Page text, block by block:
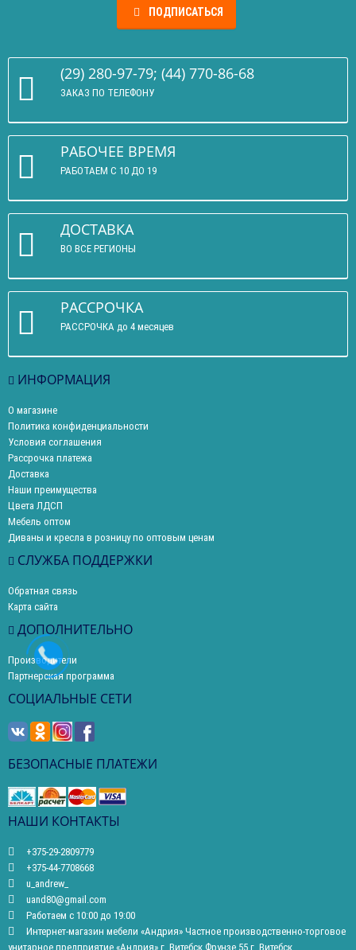
ПОДПИСАТЬСЯ
(29) 280-97-79; (44) 770-86-68
ЗАКАЗ ПО ТЕЛЕФОНУ
РАБОЧЕЕ ВРЕМЯ
РАБОТАЕМ С 10 ДО 19
ДОСТАВКА
ВО ВСЕ РЕГИОНЫ
РАССРОЧКА
РАССРОЧКА до 4 месяцев
ИНФОРМАЦИЯ
О магазине
Политика конфиденциальности
Условия соглашения
Рассрочка платежа
Доставка
Наши преимущества
Цвета ЛДСП
Мебель оптом
Диваны и кресла в розницу по оптовым ценам
СЛУЖБА ПОДДЕРЖКИ
Обратная связь
Карта сайта
ДОПОЛНИТЕЛЬНО
Производители
Партнерская программа
СОЦИАЛЬНЫЕ СЕТИ
БЕЗОПАСНЫЕ ПЛАТЕЖИ
НАШИ КОНТАКТЫ
+375-29-2809779
+375-44-7708668
u_andrew_
uand80@gmail.com
Работаем с 10:00 до 19:00
Интернет-магазин мебели «Андрия» Частное производственно-торговое
унитарное предприятие «Андрия» г. Витебск Фрунзе 55 г. Витебск